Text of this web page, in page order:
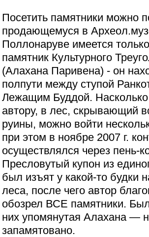
Посетить памятники можно
продающемуся в
Поллонаруве имеется
памятник Культурного
(Алахана Паривена) - он
полпути между ступой
Лежащим Буддой.
автору, в лес, скрывающий
руины, можно войти
при этом в ноябре 2007 г.
осуществлялся через пень-
Пресловутый купон из
был изъят у какой-то будки
леса, после чего автор
обозрел ВСЕ памятники.
них упомянутая Алахана —
запамятовано.